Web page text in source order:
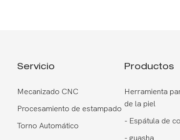
Servicio
Mecanizado CNC
Procesamiento de estampado
Torno Automático
Productos
Herramienta
de la piel
-Espátula de
-guasha